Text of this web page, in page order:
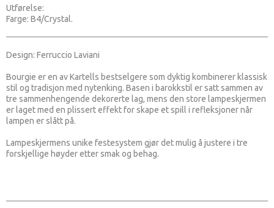
Utførelse:
Farge: B4/Crystal.
Design: Ferruccio Laviani
Bourgie er en av Kartells bestselgere som dyktig kombinerer klassisk
stil og tradisjon med nytenking. Basen i barokkstil er satt sammen av
tre sammenhengende dekorerte lag, mens den store lampeskjermen
er laget med en plissert effekt for skape et spill i refleksjoner når
lampen er slått på.
Lampeskjermens unike festesystem gjør det mulig å justere i tre
forskjellige høyder etter smak og behag.